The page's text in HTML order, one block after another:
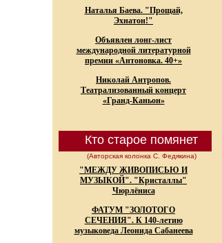
Наталья Баева. "Прощай,
Эхнатон!"
Объявлен лонг-лист
международной литературной
премии «Антоновка. 40+»
Николай Антропов.
Театрализованный концерт
«Гранд-Каньон»
Кто старое помянет
(Авторская колонка С. Федякина)
"МЕЖДУ ЖИВОПИСЬЮ И
МУЗЫКОЙ". "Кристаллы"
Чюрлёниса
ФАТУМ "ЗОЛОТОГО
СЕЧЕНИЯ". К 140-летию
музыковеда Леонида Сабанеева